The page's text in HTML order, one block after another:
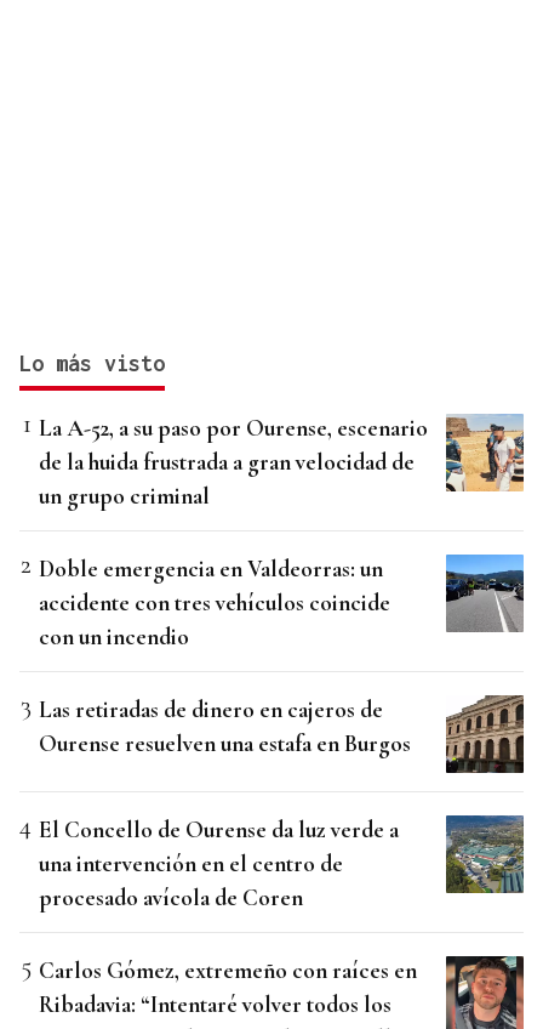
Lo más visto
La A-52, a su paso por Ourense, escenario
de la huida frustrada a gran velocidad de
un grupo criminal
Doble emergencia en Valdeorras: un
accidente con tres vehículos coincide
con un incendio
Las retiradas de dinero en cajeros de
Ourense resuelven una estafa en Burgos
El Concello de Ourense da luz verde a
una intervención en el centro de
procesado avícola de Coren
Carlos Gómez, extremeño con raíces en
Ribadavia: “Intentaré volver todos los